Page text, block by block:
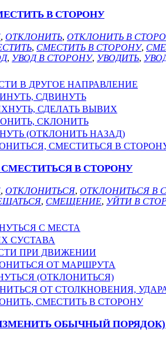
В СТОРОНУ
, ОТКЛОНИТЬ, ОТКЛОНИТЬ В
, СМЕСТИТЬ В СТОРОНУ,
, УВОД В СТОРОНУ, УВОДИТЬ,
В ДРУГОЕ НАПРАВЛЕНИЕ
СДВИНУТЬ
СДЕЛАТЬ ВЫВИХ
СКЛОНИТЬ
(ОТКЛОНИТЬ НАЗАД)
СМЕСТИТЬСЯ В
В СТОРОНУ
, ОТКЛОНИТЬСЯ, ОТКЛОНИТЬСЯ В
, СМЕЩЕНИЕ, УЙТИ В
С МЕСТА
СУСТАВА
ПРИ ДВИЖЕНИИ
ОТ МАРШРУТА
(ОТКЛОНИТЬСЯ)
ОТ СТОЛКНОВЕНИЯ,
СМЕСТИТЬ В СТОРОНУ
ОБЫЧНЫЙ ПОРЯДОК)